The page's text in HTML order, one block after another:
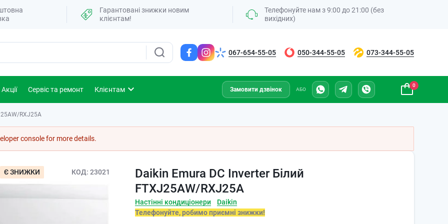
Гарантовані знижки новим
клієнтам!
Телефонуйте нам з 9:00 до 21:00 (без
вихідних)
067-654-55-05 050-344-55-05 073-344-55-05
Акції Сервіс та ремонт Клієнтам Замовити дзвінок АБО
0
RXJ25A
console for more details.
Є ЗНИЖКИ КОД 23021
Daikin Emura DC Inverter Білий
FTXJ25AW/RXJ25A
Настінні кондиціонери
Daikin
Телефонуйте, робимо приємні знижки!